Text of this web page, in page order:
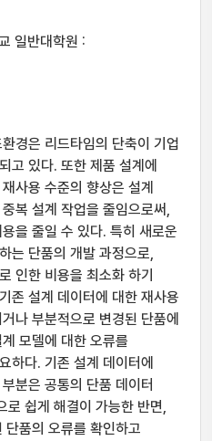
일반대학원 :
경은 리드타임의 단축이 기업
고 있다. 또한 제품 설계에
사용 수준의 향상은 설계
복 설계 작업을 줄임으로써,
을 줄일 수 있다. 특히 새로운
는 단품의 개발 과정으로,
인한 비용을 최소화 하기
존 설계 데이터에 대한 재사용
나 부분적으로 변경된 단품에
모델에 대한 오류를
하다. 기존 설계 데이터에
분은 공통의 단품 데이터
로 쉽게 해결이 가능한 반면,
품의 오류를 확인하고